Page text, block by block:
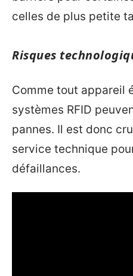
celles de plus petite
Risques
Comme tout appareil
systèmes RFID
pannes. Il est donc
service technique
défaillances.